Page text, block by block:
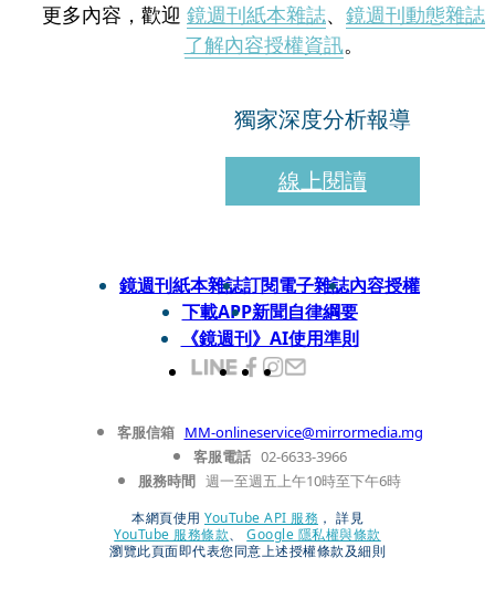
更多內容，歡迎 鏡週刊紙本雜誌、 鏡週刊動態雜誌
了解內容授權資訊。
獨家深度分析報導
線上閱讀
鏡週刊紙本雜誌訂閱電子雜誌內容授權
下載APP新聞自律綱要
《鏡週刊》AI使用準則
客服信箱 MM-onlineservice@mirrormedia.mg
客服電話 02-6633-3966
服務時間 週一至週五上午10時至下午6時
本網頁使用 YouTube API 服務 ， 詳見
YouTube 服務條款、
Google 隱私權與條款
瀏覽此頁面即代表您同意上述授權條款及細則